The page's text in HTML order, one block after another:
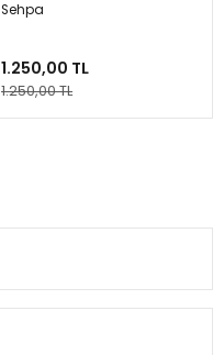
Sehpa
1.250,00 TL
1.250,00 TL